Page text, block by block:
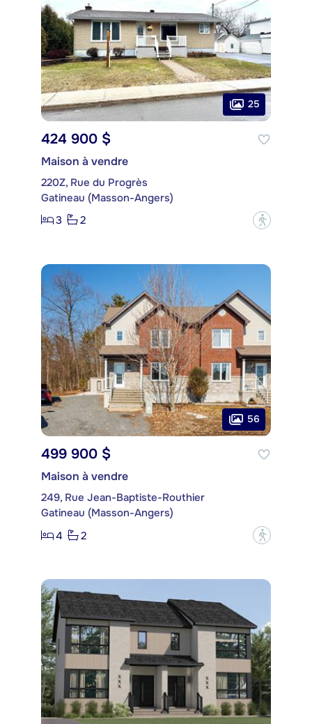
25
424 900 $
Maison à vendre
220Z, Rue du Progrès
Gatineau (Masson-Angers)
3
2 ?
56
499 900 $
Maison à vendre
249, Rue Jean-Baptiste-Routhier
Gatineau (Masson-Angers)
4
2 ?